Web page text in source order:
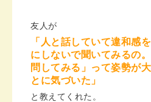
友人が
「人と話していて違和感
にしないで聞いてみるの
問してみる」って姿勢が
とに気づいた」
と教えてくれた。